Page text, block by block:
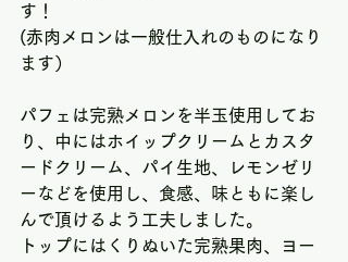
す！
(赤肉メロンは一般仕入れのものになり
ます）
パフェは完熟メロンを半玉使用してお
り、中にはホイップクリームとカスタ
ードクリーム、パイ生地、レモンゼリ
ーなどを使用し、食感、味ともに楽し
んで頂けるよう工夫しました。
トップにはくりぬいた完熟果肉、ヨー